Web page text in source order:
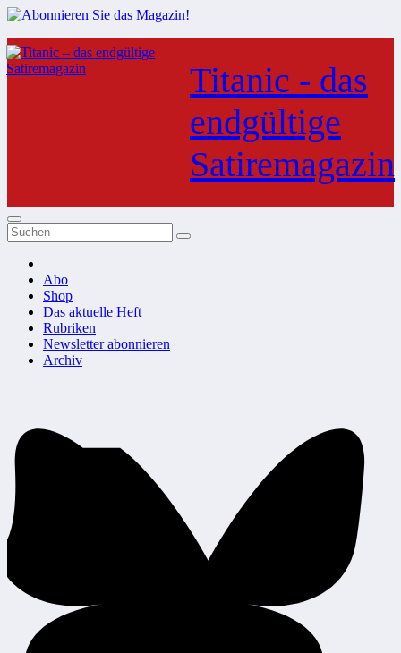
Zum
Inhalt
springen
Titanic - das
endgültige
Satiremagazin
Abo
Shop
Das aktuelle Heft
Rubriken
Newsletter abonnieren
Archiv